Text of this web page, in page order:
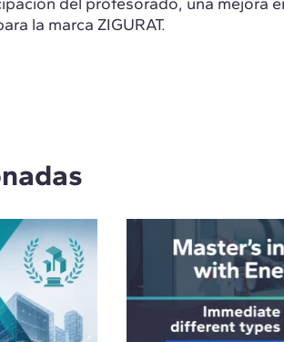
la marca ZIGURAT.